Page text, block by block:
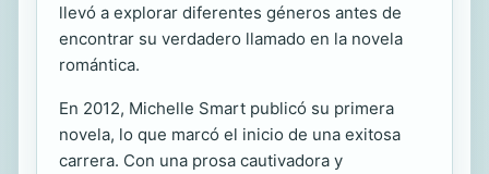
llevó a explorar diferentes géneros antes de
encontrar su verdadero llamado en la novela
romántica.
En 2012, Michelle Smart publicó su primera
novela, lo que marcó el inicio de una exitosa
carrera. Con una prosa cautivadora y